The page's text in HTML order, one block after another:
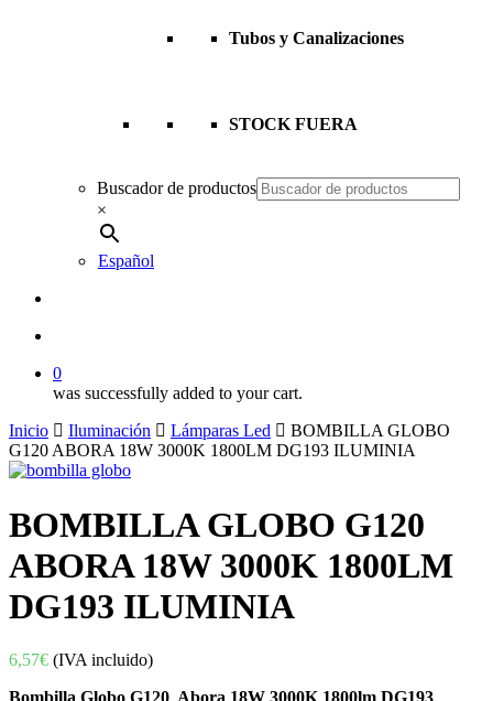
Tubos y Canalizaciones
STOCK FUERA
Buscador de productos
×
Español
0
was successfully added to your cart.
Inicio
Iluminación Lámparas Led
BOMBILLA GLOBO
G120 ABORA 18W 3000K 1800LM DG193 ILUMINIA
BOMBILLA GLOBO G120
ABORA 18W 3000K 1800LM
DG193 ILUMINIA
6,57€ (IVA incluido)